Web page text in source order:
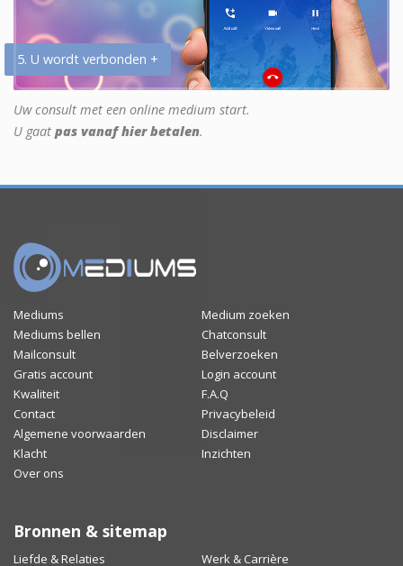
5. U wordt verbonden +
Uw consult met een online medium start.
U gaat pas vanaf hier betalen.
Mediums
Medium zoeken
Mediums bellen
Chatconsult
Mailconsult
Belverzoeken
Gratis account
Login account
Kwaliteit
F.A.Q
Contact
Privacybeleid
Algemene voorwaarden
Disclaimer
Klacht
Inzichten
Over ons
Bronnen & sitemap
Liefde & Relaties Werk & Carrière